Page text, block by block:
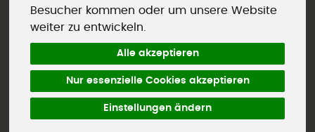
Besucher kommen oder um unsere Website
weiter zu entwickeln.
Alle akzeptieren
Nur essenzielle Cookies akzeptieren
Einstellungen ändern